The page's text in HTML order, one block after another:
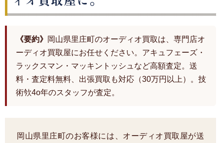
《要約》 岡山県里庄町のオーディオ買取は、専門店オ
ーディオ買取屋にお任せください。アキュフェーズ・
ラックスマン・マッキントッシュなど高額査定。送
料・査定料無料、出張買取も対応（30万円以上）。技
術欦4o年のスタッフが査定。
岡山県里庄町のお客様には、オーディオ買取屋が送